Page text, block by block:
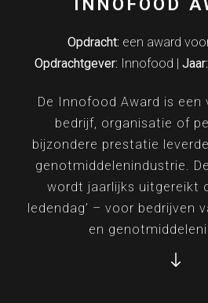
INNOFOOD
Opdracht: een award
Opdrachtgever: Innofood | Jaar:
De Innofood Award is een
bedrijf, organisatie of
bijzondere prestatie
genotmiddelenindustrie.
wordt jaarlijks uitgereikt
ledendag’ – voor bedrijven
en